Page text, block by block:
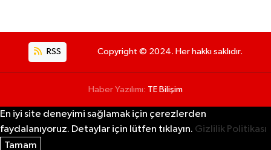
RSS Copyright © 2024. Her hakkı saklıdır.
Haber Yazılımı: TE Bilişim
En iyi site deneyimi sağlamak için çerezlerden
faydalanıyoruz. Detaylar için lütfen tıklayın. Gizlilik Politikası
Tamam